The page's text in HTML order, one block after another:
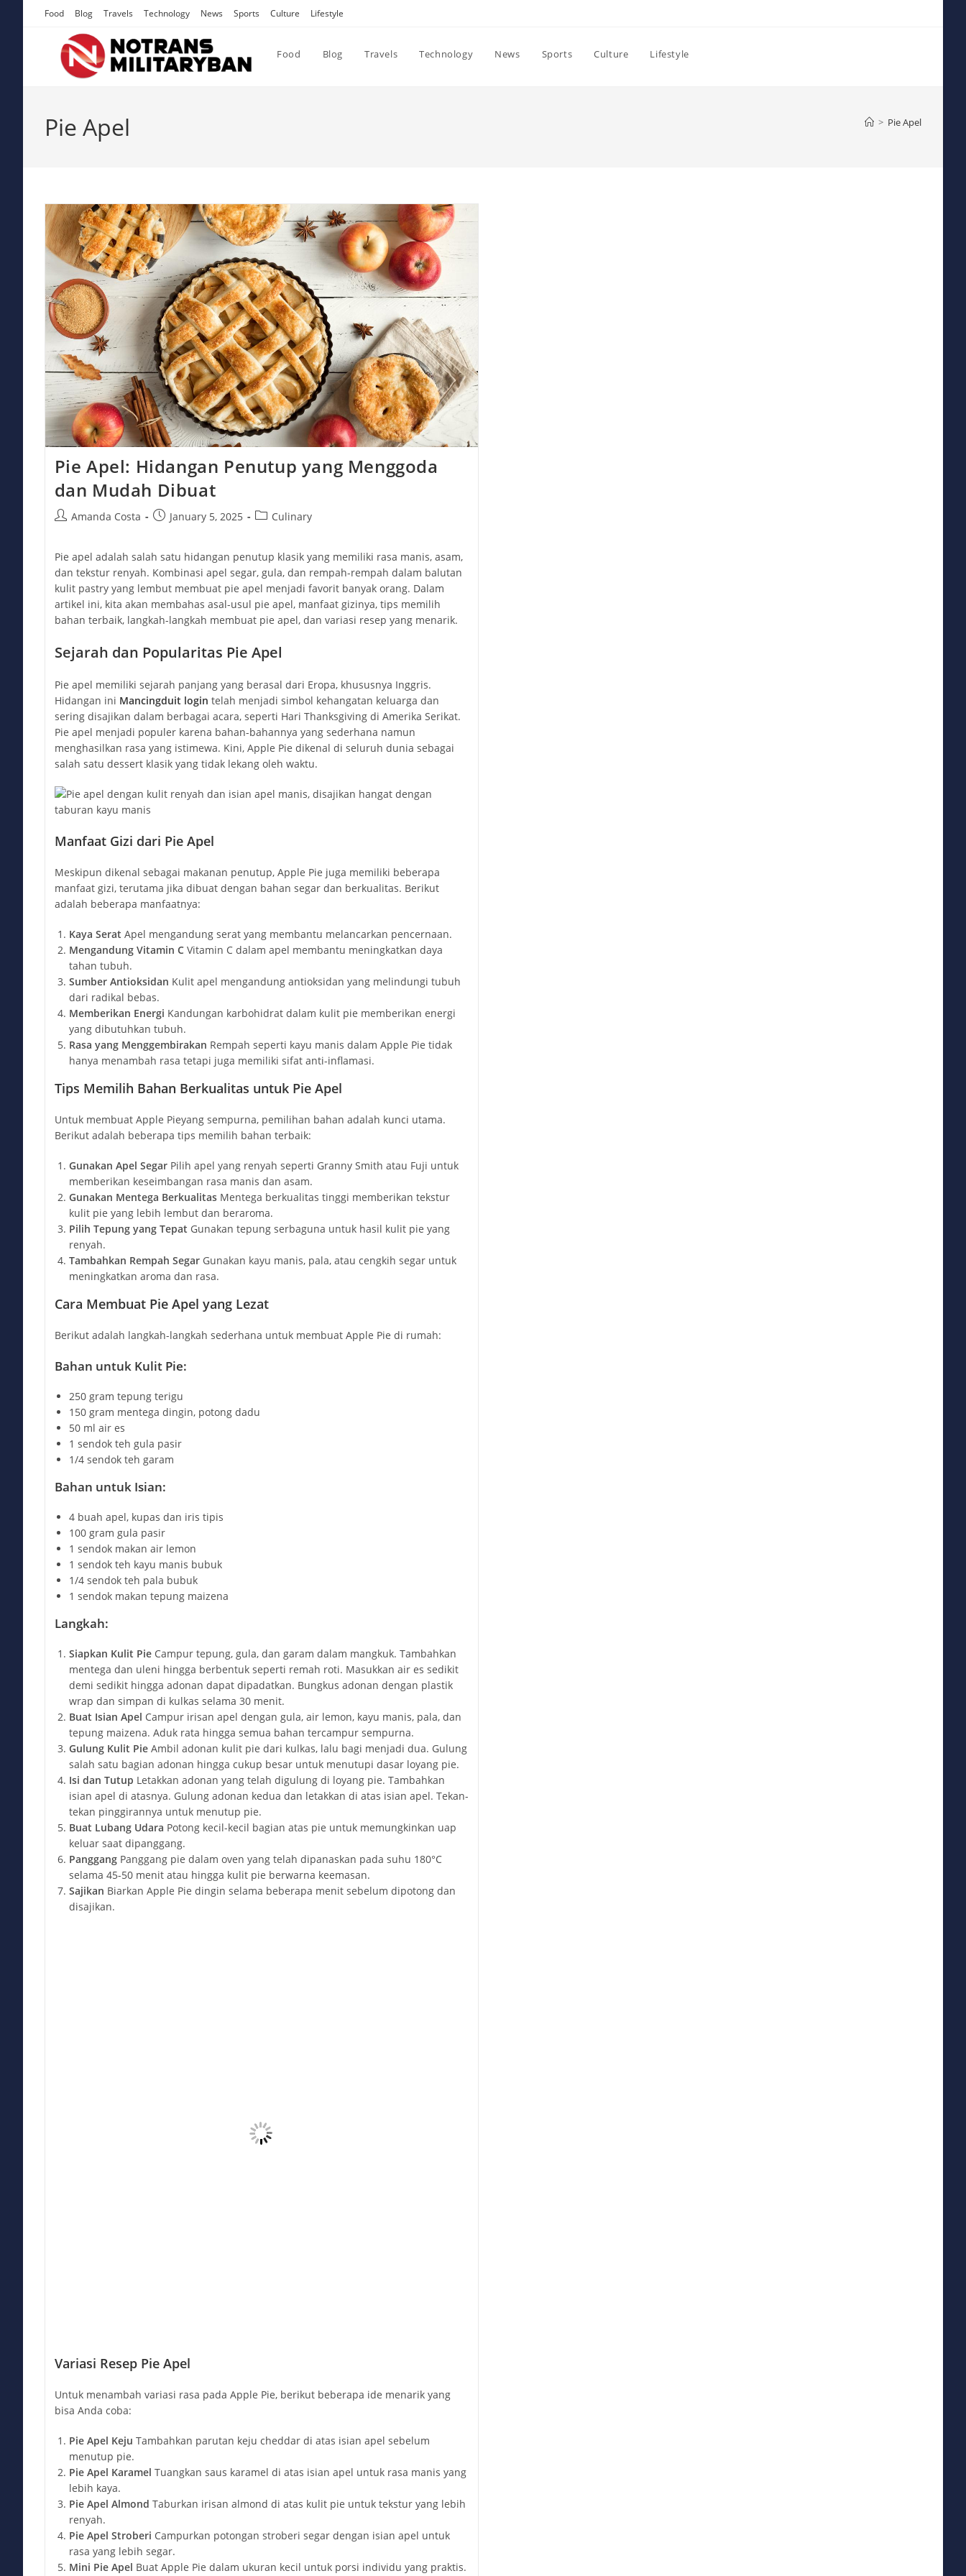
Food Blog Travels Technology News Sports Culture Lifestyle
Food Blog Travels Technology News Sports Culture Lifestyle
Pie Apel > Pie Apel
Pie Apel: Hidangan Penutup yang Menggoda
dan Mudah Dibuat
PostAmanda Costa
PostJanuary 5, 2025
PostCulinary
Pie apel adalah salah satu hidangan penutup klasik yang memiliki rasa manis, asam,
dan tekstur renyah. Kombinasi apel segar, gula, dan rempah-rempah dalam balutan
kulit pastry yang lembut membuat pie apel menjadi favorit banyak orang. Dalam
artikel ini, kita akan membahas asal-usul pie apel, manfaat gizinya, tips memilih
bahan terbaik, langkah-langkah membuat pie apel, dan variasi resep yang menarik.
Sejarah dan Popularitas Pie Apel
Pie apel memiliki sejarah panjang yang berasal dari Eropa, khususnya Inggris.
Hidangan ini Mancingduit login telah menjadi simbol kehangatan keluarga dan
sering disajikan dalam berbagai acara, seperti Hari Thanksgiving di Amerika Serikat.
Pie apel menjadi populer karena bahan-bahannya yang sederhana namun
menghasilkan rasa yang istimewa. Kini, Apple Pie dikenal di seluruh dunia sebagai
salah satu dessert klasik yang tidak lekang oleh waktu.
Manfaat Gizi dari Pie Apel
Meskipun dikenal sebagai makanan penutup, Apple Pie juga memiliki beberapa
manfaat gizi, terutama jika dibuat dengan bahan segar dan berkualitas. Berikut
adalah beberapa manfaatnya:
Kaya Serat Apel mengandung serat yang membantu melancarkan pencernaan.
Mengandung Vitamin CVitamin C dalam apel membantu meningkatkan daya
tahan tubuh.
Sumber Antioksidan Kulit apel mengandung antioksidan yang melindungi tubuh
dari radikal bebas.
Memberikan Energi Kandungan karbohidrat dalam kulit pie memberikan energi
yang dibutuhkan tubuh.
Rasa yang Menggembirakan Rempah seperti kayu manis dalam Apple Pie tidak
hanya menambah rasa tetapi juga memiliki sifat anti-inflamasi.
Tips Memilih Bahan Berkualitas untuk Pie Apel
Untuk membuat Apple Pieyang sempurna, pemilihan bahan adalah kunci utama.
Berikut adalah beberapa tips memilih bahan terbaik:
Gunakan Apel SegarPilih apel yang renyah seperti Granny Smith atau Fuji untuk
memberikan keseimbangan rasa manis dan asam.
Gunakan Mentega BerkualitasMentega berkualitas tinggi memberikan tekstur
kulit pie yang lebih lembut dan beraroma.
Pilih Tepung yang Tepat Gunakan tepung serbaguna untuk hasil kulit pie yang
renyah.
Tambahkan Rempah SegarGunakan kayu manis, pala, atau cengkih segar untuk
meningkatkan aroma dan rasa.
Cara Membuat Pie Apel yang Lezat
Berikut adalah langkah-langkah sederhana untuk membuat Apple Pie di rumah:
Bahan untuk Kulit Pie:
250 gram tepung terigu
150 gram mentega dingin, potong dadu
50 ml air es
1 sendok teh gula pasir
1/4 sendok teh garam
Bahan untuk Isian:
4 buah apel, kupas dan iris tipis
100 gram gula pasir
1 sendok makan air lemon
1 sendok teh kayu manis bubuk
1/4 sendok teh pala bubuk
1 sendok makan tepung maizena
Langkah:
Siapkan Kulit PieCampur tepung, gula, dan garam dalam mangkuk. Tambahkan
mentega dan uleni hingga berbentuk seperti remah roti. Masukkan air es sedikit
demi sedikit hingga adonan dapat dipadatkan. Bungkus adonan dengan plastik
wrap dan simpan di kulkas selama 30 menit.
Buat Isian Apel Campur irisan apel dengan gula, air lemon, kayu manis, pala, dan
tepung maizena. Aduk rata hingga semua bahan tercampur sempurna.
Gulung Kulit PieAmbil adonan kulit pie dari kulkas, lalu bagi menjadi dua. Gulung
salah satu bagian adonan hingga cukup besar untuk menutupi dasar loyang pie.
Isi dan Tutup Letakkan adonan yang telah digulung di loyang pie. Tambahkan
isian apel di atasnya. Gulung adonan kedua dan letakkan di atas isian apel. Tekan-
tekan pinggirannya untuk menutup pie.
Buat Lubang Udara Potong kecil-kecil bagian atas pie untuk memungkinkan uap
keluar saat dipanggang.
PanggangPanggang pie dalam oven yang telah dipanaskan pada suhu 180°C
selama 45-50 menit atau hingga kulit pie berwarna keemasan.
Sajikan Biarkan Apple Pie dingin selama beberapa menit sebelum dipotong dan
disajikan.
Variasi Resep Pie Apel
Untuk menambah variasi rasa pada Apple Pie, berikut beberapa ide menarik yang
bisa Anda coba:
Pie Apel Keju Tambahkan parutan keju cheddar di atas isian apel sebelum
menutup pie.
Pie Apel Karamel Tuangkan saus karamel di atas isian apel untuk rasa manis yang
lebih kaya.
Pie Apel Almond Taburkan irisan almond di atas kulit pie untuk tekstur yang lebih
renyah.
Pie Apel Stroberi Campurkan potongan stroberi segar dengan isian apel untuk
rasa yang lebih segar.
Mini Pie Apel Buat Apple Pie dalam ukuran kecil untuk porsi individu yang praktis.